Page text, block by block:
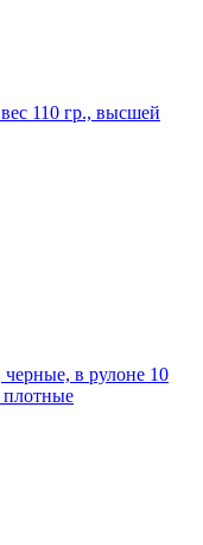
110 гр., высшей
в рулоне 10
плотные